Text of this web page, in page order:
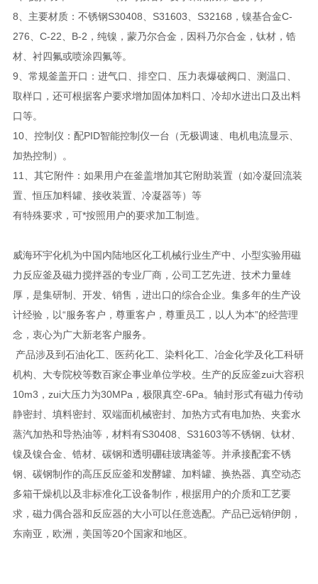
8、主要材质：不锈钢S30408、S31603、S32168，镍基合金C-
276、C-22、B-2，纯镍，蒙乃尔合金，因科乃尔合金，钛材，锆
材、衬四氟或喷涂四氟等。
9、常规釜盖开口：进气口、排空口、压力表爆破阀口、测温口、
取样口，还可根据客户要求增加固体加料口、冷却水进出口及出料
口等。
10、控制仪：配PID智能控制仪一台（无极调速、电机电流显示、
加热控制）。
11、其它附件：如果用户在釜盖增加其它附助装置（如冷凝回流装
置、恒压加料罐、接收装置、冷凝器等）等
有特殊要求，可*按照用户的要求加工制造。
威海环宇化机为中国内陆地区化工机械行业生产中、小型实验用磁
力反应釜及磁力搅拌器的专业厂商，公司工艺先进、技术力量雄
厚，是集研制、开发、销售，进出口的综合企业。集多年的生产设
计经验，以“服务客户，尊重客户，尊重员工，以人为本”的经营理
念，衷心为广大新老客户服务。
产品涉及到石油化工、医药化工、染料化工、冶金化学及化工科研
机构、大专院校等数百家企事业单位学校。生产的反应釜zui大容积
10m3，zui大压力为30MPa，极限真空-6Pa。轴封形式有磁力传动
静密封、填料密封、双端面机械密封、加热方式有电加热、夹套水
蒸汽加热和导热油等，材料有S30408、S31603等不锈钢、钛材、
镍及镍合金、锆材、碳钢和透明硼硅玻璃釜等。并承接配套不锈
钢、碳钢制作的高压反应釜和发酵罐、加料罐、换热器、真空动态
多箱干燥机以及非标准化工设备制作，根据用户的介质和工艺要
求，磁力偶合器和反应器的大小可以任意选配。产品已远销伊朗，
东南亚，欧洲，美国等20个国家和地区。